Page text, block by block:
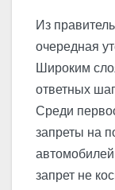
Из
очередная
Широким
ответных
Среди
запреты на
запрет не